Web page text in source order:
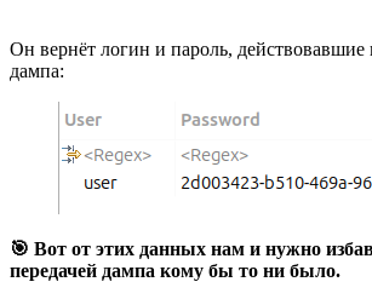
Он вернёт логин и пароль, действовавшие
дампа:
🎯 Вот от этих данных нам и нужно
передачей дампа кому бы то ни было.